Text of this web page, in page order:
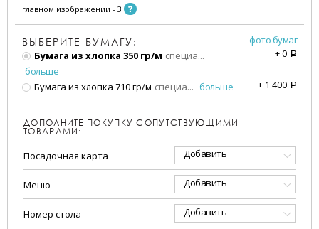
главном изображении - 3
ВЫБЕРИТЕ БУМАГУ:
фото бумаг
Бумага из хлопка 350 гр/м специа...
больше
+0 a
Бумага из хлопка 710 гр/м специа... больше + 1 400 a
ДОПОЛНИТЕ ПОКУПКУ СОПУТСТВУЮЩИМИ
ТОВАРАМИ:
Посадочная карта Добавить
Меню Добавить
Номер стола Добавить